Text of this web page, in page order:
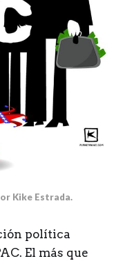
Kike Estrada.
política
El más que